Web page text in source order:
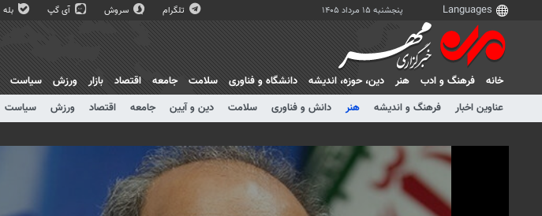
پنجشنبه ۱۵ مرداد ۱۴۰۵ تلگرام سروش آی گپ بله
خانه فرهنگ و ادب هنر دين، حوزه، انديشه دانشگاه و فناوری سلامت جامعه اقتصاد بازار ورزش سیاست
عناوین اخبار
فرهنگ و اندیشه هنر دانش و فناوری سلامت دین و آیین جامعه اقتصاد ورزش سیاست